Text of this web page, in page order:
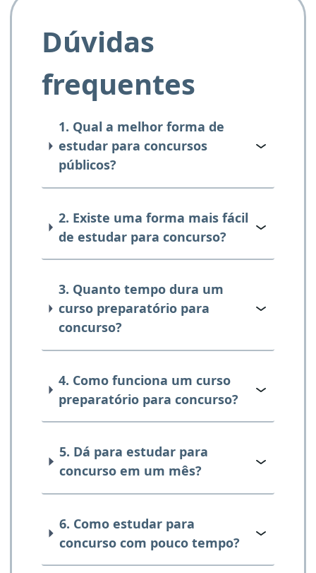
Dúvidas
frequentes
1. Qual a melhor forma de
estudar para concursos
públicos?
2. Existe uma forma mais fácil
de estudar para concurso?
3. Quanto tempo dura um
curso preparatório para
concurso?
4. Como funciona um curso
preparatório para concurso?
5. Dá para estudar para
concurso em um mês?
6. Como estudar para
concurso com pouco tempo?